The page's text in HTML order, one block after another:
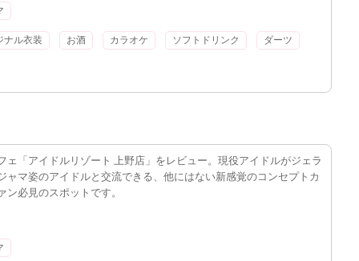
ナル衣装 お酒 カラオケ ソフトドリンク ダーツ
ェ「アイドルリゾート 上野店」をレビュー。現役アイドルがジェラ
ャマ姿のアイドルと交流できる、他にはない新感覚のコンセプトカ
ン必見のスポットです。